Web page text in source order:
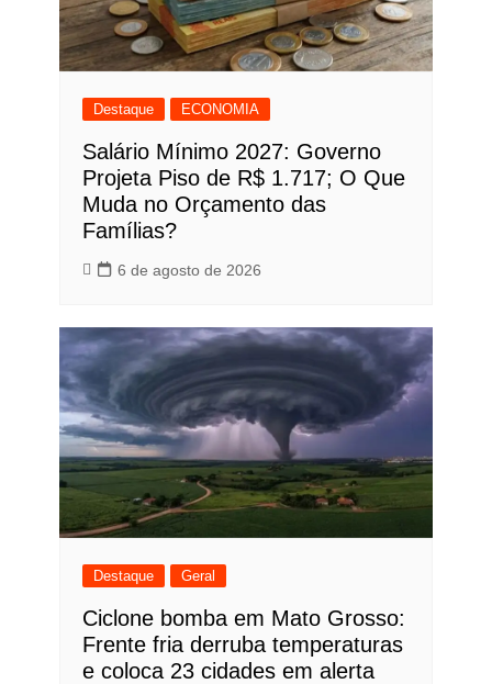
Destaque ECONOMIA
Salário Mínimo 2027: Governo
Projeta Piso de R$ 1.717; O Que
Muda no Orçamento das
Famílias?
6 de agosto de 2026
Destaque Geral
Ciclone bomba em Mato Grosso:
Frente fria derruba temperaturas
e coloca 23 cidades em alerta